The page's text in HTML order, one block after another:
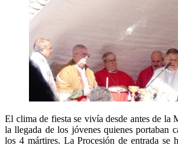
El clima de fiesta se vivía desde antes de la
la llegada de los jóvenes quienes portaban
los 4 mártires. La Procesión de entrada se